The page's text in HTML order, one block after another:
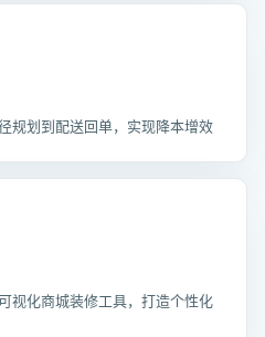
规划到配送回单，实现降本增效
视化商城装修工具，打造个性化